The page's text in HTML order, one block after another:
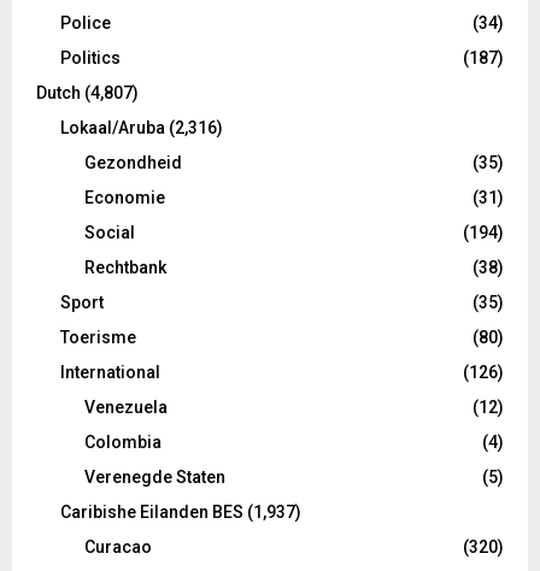
Police
(34)
Politics
(187)
Dutch (4,807)
Lokaal/Aruba (2,316)
Gezondheid
(35)
Economie
(31)
Social
(194)
Rechtbank
(38)
Sport
(35)
Toerisme
(80)
International
(126)
Venezuela
(12)
Colombia
(4)
Verenegde Staten
(5)
Caribishe Eilanden BES (1,937)
Curacao
(320)